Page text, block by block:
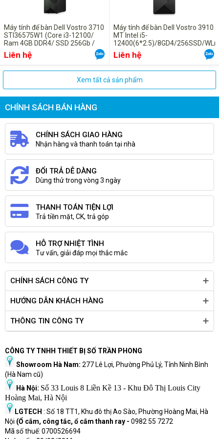
nâng tầm trải nghiệm của các nhân viên văn phòng trên toàn thế
công cấp sự thoải mái đồng thời đơn giản hóa phương pháp triển
khai, bảo mật, quản lý.
Cỡ nhỏ
1. Nút nguồn | 2. Ổ quang DVD (Tuỳ chọn) | 3. Jack âm thanh 3.5mm
| 4. USB 2.0 Type-A (trước) (2) | 5. USB 3.2 Gen 1 Type-A (trước) (2) |
6. Jack âm thanh 3.5mm | 7. HDMI 1.4b | 8. DisplayPort 1.4 | 9. USB
3.2 Gen1 Type-A (sau) (2) | 10. USB 2.0 USB 2.0 Type-A (sau) (2) |
Khe chờ cho Wireless Antenna | 16. PCIe x 1 Slot | 17. PCIe x 16 Slot |
18. Chỗ cắm dây nguồn | 19. Ốc vặn | 20. Đèn báo hiệu nguồn
Cỡ thường
Máy tính để bàn Dell Vostro 3710
STI36575W1 (Core i3-12100/
Ram 4GB DDR4/ SSD 256Gb /
Non DVD/ Wifi + Bluetooth /
Windows 11 Home/ Office Home
Liên hệ
Máy tính để bàn Dell Vostro 3910
MT Intel i5-
12400(6*2.5)/8GD4/256SSD/
HOME ST/ProSup/ĐEN, USB
Keyboard & Mouse (9M2DD1)
Liên hệ
Xem tất cả sản phẩm
CHÍNH SÁCH BÁN HÀNG
CHÍNH SÁCH GIAO HÀNG
Nhận hàng và thanh toán tại nhà
ĐỔI TRẢ DỄ DÀNG
Dùng thử trong vòng 3 ngày
THANH TOÁN TIỆN LỢI
Trả tiền mặt, CK, trả góp
HỖ TRỢ NHIỆT TÌNH
Tư vấn, giải đáp mọi thắc mắc
CHÍNH SÁCH CÔNG TY
HƯỚNG DẪN KHÁCH HÀNG
THÔNG TIN CÔNG TY
CÔNG TY TNHH THIẾT BỊ SỐ TRẦN PHONG
Showroom Hà Nam: 277 Lê Lợi, Phường Phủ Lý, Tỉnh Ninh Bình
(Hà Nam cũ)
Hà Nội: Số 33 Louis 8 Liền Kề 13 - Khu Đô Thị Louis City
Hoàng Mai, Hà Nội
LGTECH : Số 18 TT1, Khu đô thị Ao Sào, Phường Hoàng Mai, Hà
Nội (Ổ cắm, công tắc, ổ cắm thanh ray - 0982 55 7272
Mã số thuế: 0700526694